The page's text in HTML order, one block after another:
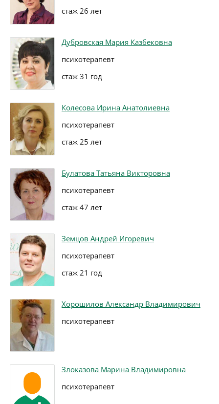
стаж 26 лет
Дубровская Мария Казбековна
психотерапевт
стаж 31 год
Колесова Ирина Анатолиевна
психотерапевт
стаж 25 лет
Булатова Татьяна Викторовна
психотерапевт
стаж 47 лет
Земцов Андрей Игоревич
психотерапевт
стаж 21 год
Хорошилов Александр Владимирович
психотерапевт
Злоказова Марина Владимировна
психотерапевт